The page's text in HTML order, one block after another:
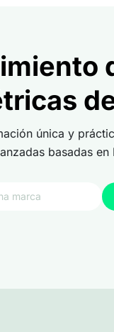
única y
basadas en